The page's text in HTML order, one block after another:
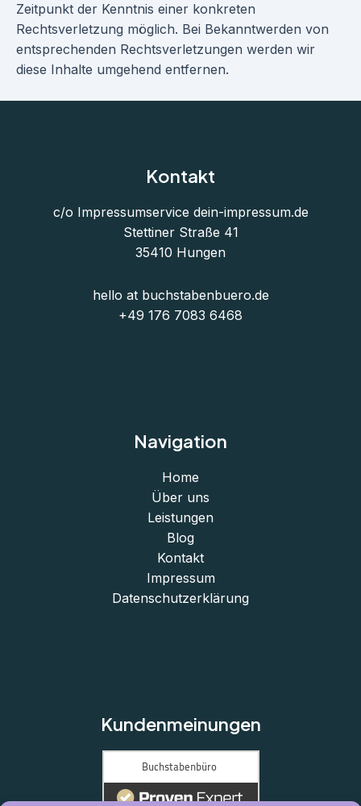
Zeitpunkt der Kenntnis einer konkreten
Rechtsverletzung möglich. Bei Bekanntwerden von
entsprechenden Rechtsverletzungen werden wir
diese Inhalte umgehend entfernen.
Kontakt
c/o Impressumservice dein-impressum.de
Stettiner Straße 41
35410 Hungen
hello at buchstabenbuero.de
+49 176 7083 6468
Navigation
Home
Über uns
Leistungen
Blog
Kontakt
Impressum
Datenschutzerklärung
Kundenmeinungen